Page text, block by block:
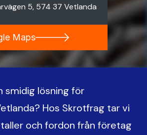
5, 574 37 Vetlanda
Maps
smidig lösning för
Hos Skrotfrag tar vi
och fordon från företag